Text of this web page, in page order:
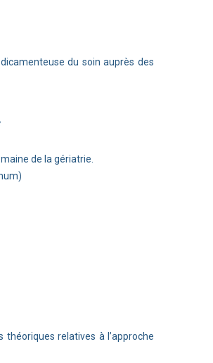
du soin auprès des
de la gériatrie.
théoriques relatives à l’approche